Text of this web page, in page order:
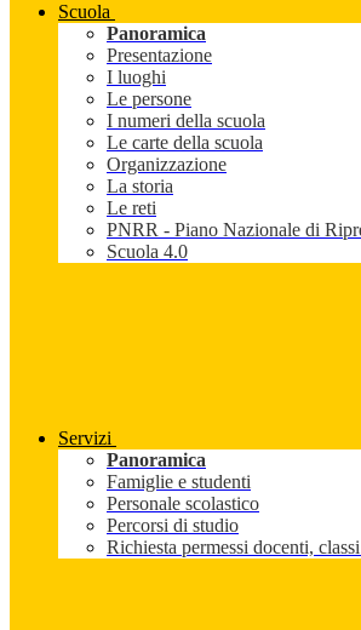
Scuola
Panoramica
Presentazione
I luoghi
Le persone
I numeri della scuola
Le carte della scuola
Organizzazione
La storia
Le reti
PNRR - Piano Nazionale di
Scuola 4.0
Servizi
Panoramica
Famiglie e studenti
Personale scolastico
Percorsi di studio
Richiesta permessi docenti,